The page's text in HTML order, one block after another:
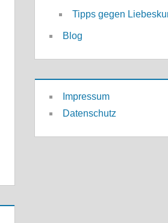
Tipps gegen
Blog
Impressum
Datenschutz